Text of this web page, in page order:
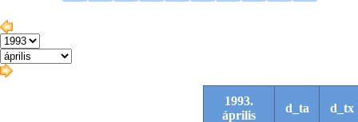
1993.
április
d_ta d_tx